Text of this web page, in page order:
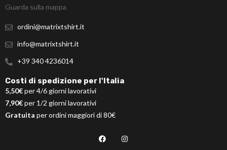
Guarda sulla mappa
ordini@matrixtshirt.it
info@matrixtshirt.it
+39 340 4236014
Costi di spedizione per l'Italia
5,50€per 4/6 giorni lavorativi
7,90€per 1/2 giorni lavorativi
Gratuita per ordini maggiori di 80€